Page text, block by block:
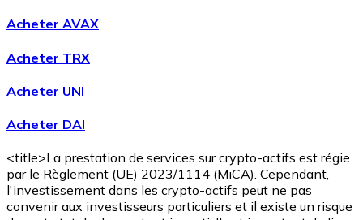
Virement SEPA
Ajoutez des fonds à votre compte Bitnovo ou
Acheter avec virement bancaire
Carte de crédit / débit
Utilisez les cartes Visa et Mastercard pour acheter
Acheter AVAX
Acheter TRX
Acheter UNI
Acheter DAI
<title>La prestation de services sur crypto-actifs est régie
par le Règlement (UE) 2023/1114 (MiCA). Cependant,
l'investissement dans les crypto-actifs peut ne pas
convenir aux investisseurs particuliers et il existe un risque